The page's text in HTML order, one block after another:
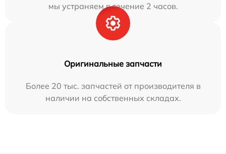
мы устраняем в течение 2 часов.
Оригинальные запчасти
Более 20 тыс. запчастей от производителя в
наличии на собственных складах.